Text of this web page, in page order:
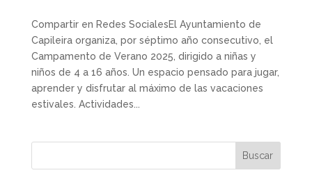
Compartir en Redes SocialesEl Ayuntamiento de
Capileira organiza, por séptimo año consecutivo, el
Campamento de Verano 2025, dirigido a niñas y
niños de 4 a 16 años. Un espacio pensado para jugar,
aprender y disfrutar al máximo de las vacaciones
estivales. Actividades...
Buscar